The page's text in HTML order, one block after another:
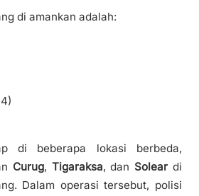
di amankan adalah:
di beberapa lokasi berbeda,
Curug, Tigaraksa, dan Solear di
Dalam operasi tersebut, polisi